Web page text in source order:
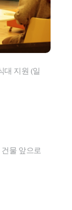
대 지원 (일
물 앞으로